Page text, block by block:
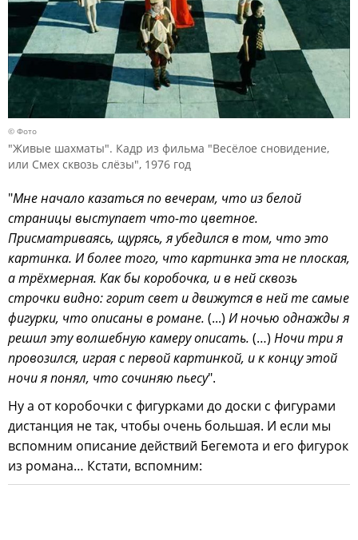
© Фото
"Живые шахматы". Кадр из фильма "Весёлое сновидение,
или Смех сквозь слёзы", 1976 год
"Мне начало казаться по вечерам, что из белой
страницы выступает что-то цветное.
Присматриваясь, щурясь, я убедился в том, что это
картинка. И более того, что картинка эта не плоская,
а трёхмерная. Как бы коробочка, и в ней сквозь
строчки видно: горит свет и движутся в ней те самые
фигурки, что описаны в романе. (...) И ночью однажды я
решил эту волшебную камеру описать. (…) Ночи три я
провозился, играя с первой картинкой, и к концу этой
ночи я понял, что сочиняю пьесу".
Ну а от коробочки с фигурками до доски с фигурами
дистанция не так, чтобы очень большая. И если мы
вспомним описание действий Бегемота и его фигурок
из романа… Кстати, вспомним: